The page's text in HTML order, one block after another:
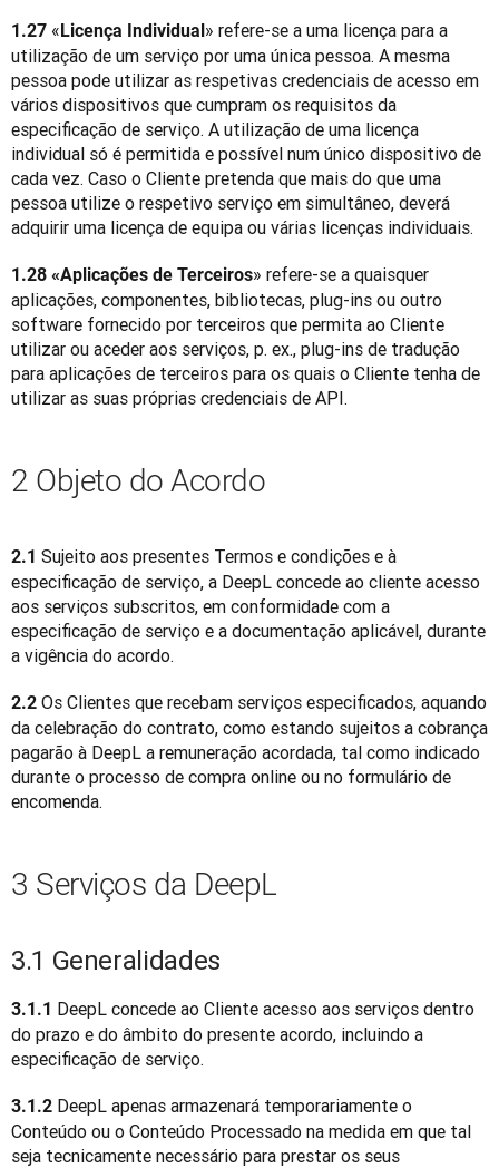
1.27 «Licença Individual» refere-se a uma licença para a
utilização de um serviço por uma única pessoa. A mesma
pessoa pode utilizar as respetivas credenciais de acesso em
vários dispositivos que cumpram os requisitos da
especificação de serviço. A utilização de uma licença
individual só é permitida e possível num único dispositivo de
cada vez. Caso o Cliente pretenda que mais do que uma
pessoa utilize o respetivo serviço em simultâneo, deverá
adquirir uma licença de equipa ou várias licenças individuais.
1.28 «Aplicações de Terceiros» refere-se a quaisquer
aplicações, componentes, bibliotecas, plug-ins ou outro
software fornecido por terceiros que permita ao Cliente
utilizar ou aceder aos serviços, p. ex., plug-ins de tradução
para aplicações de terceiros para os quais o Cliente tenha de
utilizar as suas próprias credenciais de API.
2 Objeto do Acordo
2.1 Sujeito aos presentes Termos e condições e à
especificação de serviço, a DeepL concede ao cliente acesso
aos serviços subscritos, em conformidade com a
especificação de serviço e a documentação aplicável, durante
a vigência do acordo.
2.2 Os Clientes que recebam serviços especificados, aquando
da celebração do contrato, como estando sujeitos a cobrança
pagarão à DeepL a remuneração acordada, tal como indicado
durante o processo de compra online ou no formulário de
encomenda.
3 Serviços da DeepL
3.1 Generalidades
3.1.1 DeepL concede ao Cliente acesso aos serviços dentro
do prazo e do âmbito do presente acordo, incluindo a
especificação de serviço.
3.1.2 DeepL apenas armazenará temporariamente o
Conteúdo ou o Conteúdo Processado na medida em que tal
seja tecnicamente necessário para prestar os seus